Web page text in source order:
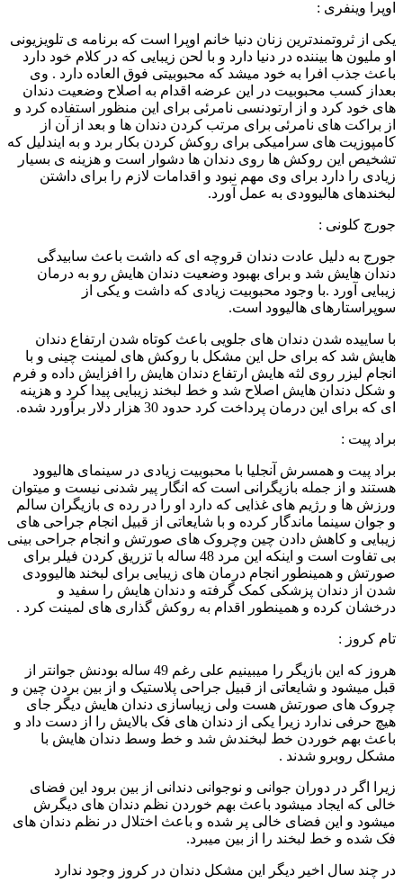
اوپرا وینفری :
یکی از ثروتمندترین زنان دنیا خانم اوپرا است که برنامه ی تلویزیونی
او ملیون ها بیننده در دنیا دارد و با لحن زیبایی که در کلام خود دارد
باعث جذب افرا به خود میشد که محبوبیتی فوق العاده دارد . وی
بعداز کسب محبوبیت در این عرضه اقدام به اصلاح وضعیت دندان
های خود کرد و از ارتودنسی نامرئی برای این منظور استفاده کرد و
از براکت های نامرئی برای مرتب کردن دندان ها و بعد از آن از
کامپوزیت های سرامیکی برای روکش کردن بکار برد و به ایندلیل که
تشخیص این روکش ها روی دندان ها دشوار است و هزینه ی بسیار
زیادی را دارد برای وی مهم نبود و اقدامات لازم را برای داشتن
لبخندهای هالیوودی به عمل آورد.
جورج کلونی :
جورج به دلیل عادت دندان قروچه ای که داشت باعث سابیدگی
دندان هایش شد و برای بهبود وضعیت دندان هایش رو به درمان
زیبایی آورد .با وجود محبوبیت زیادی که داشت و یکی از
سوپراستارهای هالیوود است.
با ساییده شدن دندان های جلویی باعث کوتاه شدن ارتفاع دندان
هایش شد که برای حل این مشکل با روکش های لمینت چینی و با
انجام لیزر روی لثه هایش ارتفاع دندان هایش را افزایش داده و فرم
و شکل دندان هایش اصلاح شد و خط لبخند زیبایی پیدا کرد و هزینه
ای که برای این درمان پرداخت کرد حدود 30 هزار دلار برآورد شده.
براد پیت :
براد پیت و همسرش آنجلیا با محبوبیت زیادی در سینمای هالیوود
هستند و از جمله بازیگرانی است که انگار پیر شدنی نیست و میتوان
ورزش ها و رژیم های غذایی که دارد او را در رده ی بازیگران سالم
و جوان سینما ماندگار کرده و با شایعاتی از قبیل انجام جراحی های
زیبایی و کاهش دادن چین وچروک های صورتش و انجام جراحی بینی
بی تفاوت است و اینکه این مرد 48 ساله با تزریق کردن فیلر برای
صورتش و همینطور انجام درمان های زیبایی برای لبخند هالیوودی
شدن از دندان پزشکی کمک گرفته و دندان هایش را سفید و
درخشان کرده و همینطور اقدام به روکش گذاری های لمینت کرد .
تام کروز :
هروز که این بازیگر را میبینیم علی رغم 49 ساله بودنش جوانتر از
قبل میشود و شایعاتی از قبیل جراحی پلاستیک و از بین بردن چین و
چروک های صورتش هست ولی زیباسازی دندان هایش دیگر جای
هیچ حرفی ندارد زیرا یکی از دندان های فک بالایش را از دست داد و
باعث بهم خوردن خط لبخندش شد و خط وسط دندان هایش با
مشکل روبرو شدند .
زیرا اگر در دوران جوانی و نوجوانی دندانی از بین برود این فضای
خالی که ایجاد میشود باعث بهم خوردن نظم دندان های دیگرش
میشود و این فضای خالی پر شده و باعث اختلال در نظم دندان های
فک شده و خط لبخند را از بین میبرد.
در چند سال اخیر دیگر این مشکل دندان در کروز وجود ندارد